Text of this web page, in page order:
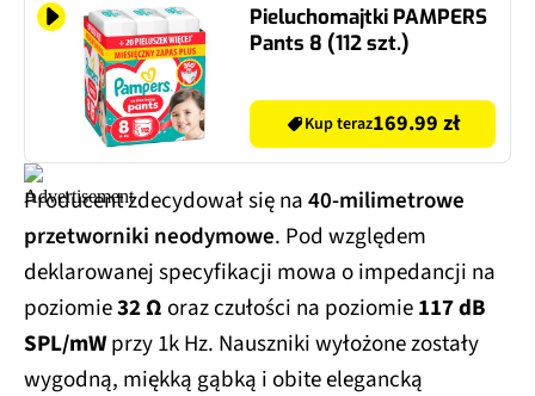
Pieluchomajtki PAMPERS
Pants 8 (112 szt.)
Kup teraz169.99 zł
Producent zdecydował się na40-milimetrowe
przetworniki neodymowe. Pod względem
deklarowanej specyfikacji mowa oimpedancji na
poziomie32 Ωoraz czułości na poziomie117 dB
SPL/mWprzy 1k Hz. Nauszniki wyłożone zostały
wygodną, miękką gąbką i obite elegancką